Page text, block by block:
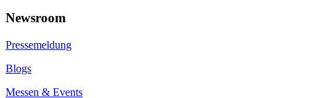
Newsroom
Pressemeldung
Blogs
Messen & Events